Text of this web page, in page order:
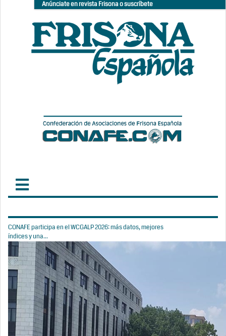
Anúnciate en revista Frisona o suscríbete
CONAFE participa en el WCGALP 2026: más datos, mejores
índices y una...